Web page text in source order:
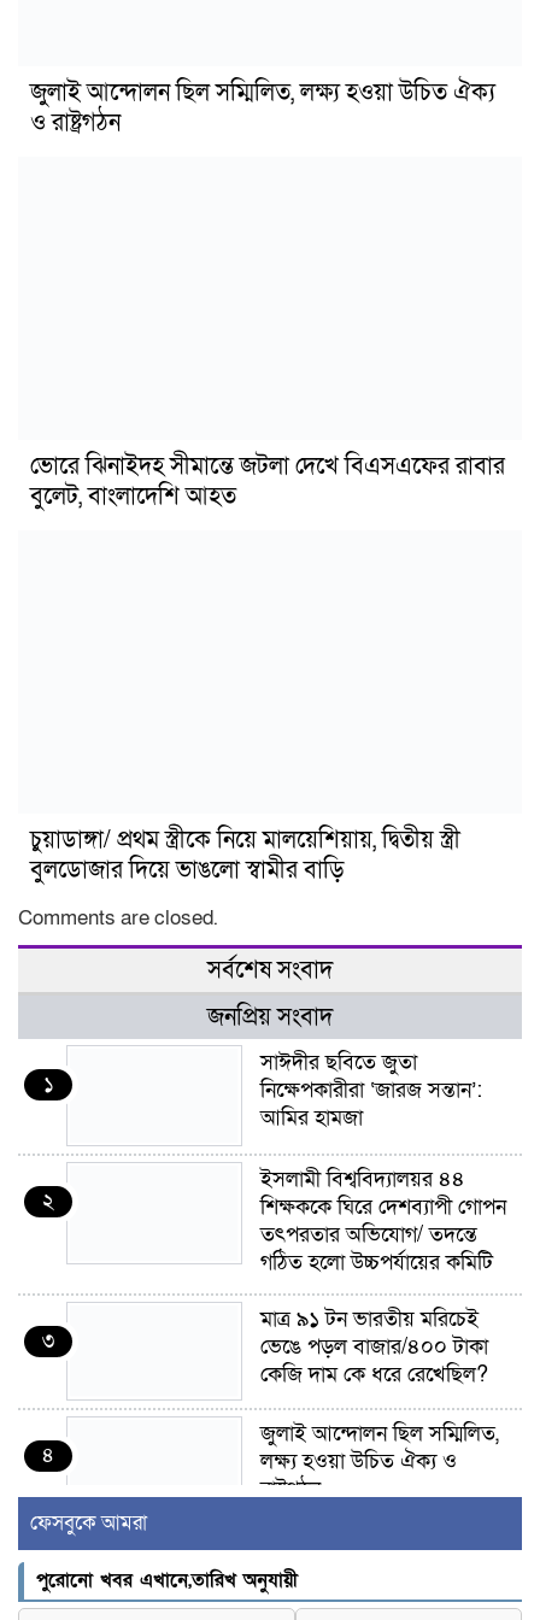
জুলাই আন্দোলন ছিল সম্মিলিত, লক্ষ্য হওয়া উচিত ঐক্য
ও রাষ্ট্রগঠন
ভোরে ঝিনাইদহ সীমান্তে জটলা দেখে বিএসএফের রাবার
বুলেট, বাংলাদেশি আহত
চুয়াডাঙ্গা/ প্রথম স্ত্রীকে নিয়ে মালয়েশিয়ায়, দ্বিতীয় স্ত্রী
বুলডোজার দিয়ে ভাঙলো স্বামীর বাড়ি
Comments are closed.
সর্বশেষ সংবাদ
জনপ্রিয় সংবাদ
১
সাঈদীর ছবিতে জুতা
নিক্ষেপকারীরা ‘জারজ সন্তান’:
আমির হামজা
২
ইসলামী বিশ্ববিদ্যালয়র ৪৪
শিক্ষককে ঘিরে দেশব্যাপী গোপন
তৎপরতার অভিযোগ/ তদন্তে
গঠিত হলো উচ্চপর্যায়ের কমিটি
৩
মাত্র ৯১ টন ভারতীয় মরিচেই
ভেঙে পড়ল বাজার/৪০০ টাকা
কেজি দাম কে ধরে রেখেছিল?
৪
জুলাই আন্দোলন ছিল সম্মিলিত,
লক্ষ্য হওয়া উচিত ঐক্য ও
রাষ্ট্রগঠন
৫
ভোরে ঝিনাইদহ সীমান্তে জটলা
দেখে বিএসএফের রাবার বুলেট,
বাংলাদেশি আহত
ফেসবুকে আমরা
পুরোনো খবর এখানে,তারিখ অনুযায়ী